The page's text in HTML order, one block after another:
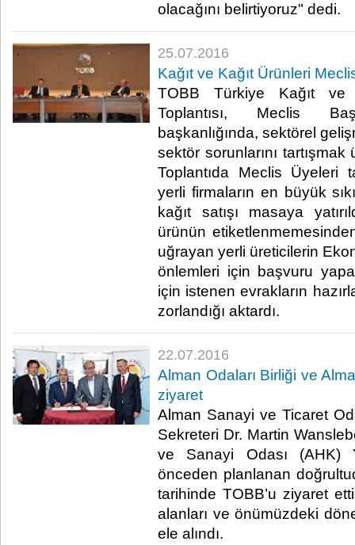
olacağını belirtiyoruz" dedi.​
25.07.2016
Kağıt ve Kağıt Ürünleri
TOBB Türkiye Kağıt ve
Toplantısı, Meclis
başkanlığında, sektörel
sektör sorunlarını tartışmak
Toplantıda Meclis Üyeleri
yerli firmaların en büyük
kağıt satışı masaya
ürünün
uğrayan yerli üreticilerin
önlemleri için başvuru
için istenen evrakların
zorlandığı aktardı. ​
22.07.2016
Alman Odaları Birliği ve
ziyaret
Alman Sanayi ve Ticaret
Sekreteri Dr. Martin
ve Sanayi Odası (AHK)
önceden planlanan
tarihinde TOBB’u ziyaret
alanları ve önümüzdeki
ele alındı.​